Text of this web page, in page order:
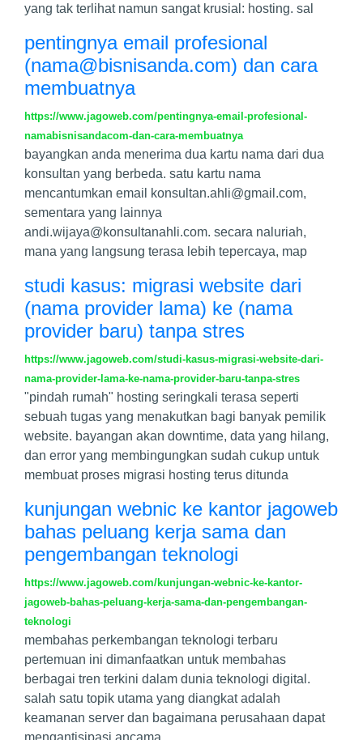
yang tak terlihat namun sangat krusial: hosting. sal
pentingnya email profesional
(nama@bisnisanda.com) dan cara
membuatnya
https://www.jagoweb.com/pentingnya-email-profesional-
namabisnisandacom-dan-cara-membuatnya
bayangkan anda menerima dua kartu nama dari dua
konsultan yang berbeda. satu kartu nama
mencantumkan email
konsultan.ahli@gmail.com,
sementara yang lainnya
andi.wijaya@konsultanahli.com. secara naluriah,
mana yang langsung terasa lebih tepercaya, map
studi kasus: migrasi website dari
(nama provider lama) ke (nama
provider baru) tanpa stres
https://www.jagoweb.com/studi-kasus-migrasi-website-dari-
nama-provider-lama-ke-nama-provider-baru-tanpa-stres
"pindah rumah" hosting seringkali terasa seperti
sebuah tugas yang menakutkan bagi banyak pemilik
website. bayangan akan downtime, data yang hilang,
dan error yang membingungkan sudah cukup untuk
membuat proses migrasi hosting terus ditunda
kunjungan webnic ke kantor jagoweb
bahas peluang kerja sama dan
pengembangan teknologi
https://www.jagoweb.com/kunjungan-webnic-ke-kantor-
jagoweb-bahas-peluang-kerja-sama-dan-pengembangan-
teknologi
membahas perkembangan teknologi terbaru
pertemuan ini dimanfaatkan untuk membahas
berbagai tren terkini dalam dunia teknologi digital.
salah satu topik utama yang diangkat adalah
keamanan server dan bagaimana perusahaan dapat
mengantisipasi ancama